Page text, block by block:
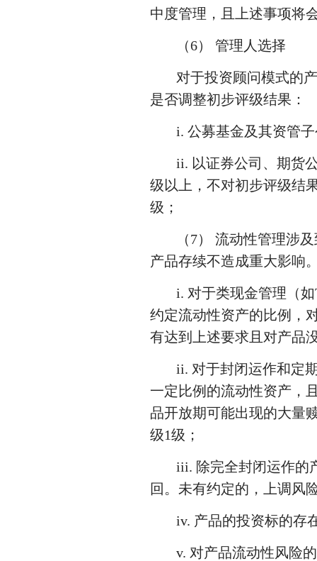
中度管理，且上述事项将
（6） 管理人选择
对于投资顾问模式的
是否调整初步评级结果：
i. 公募基金及其资管
ii. 以证券公司、期货
级以上，不对初步评级结
级；
（7） 流动性管理涉
产品存续不造成重大影响
i. 对于类现金管理（
约定流动性资产的比例，
有达到上述要求且对产品
ii. 对于封闭运作和定
一定比例的流动性资产，
品开放期可能出现的大量
级1级；
iii. 除完全封闭运作的
回。未有约定的，上调风
iv. 产品的投资标的存
v. 对产品流动性风险